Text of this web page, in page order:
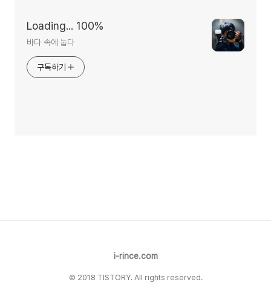
Loading... 100%
바다 속에 눕다
구독하기
i-rince.com
© 2018 TISTORY. All rights reserved.